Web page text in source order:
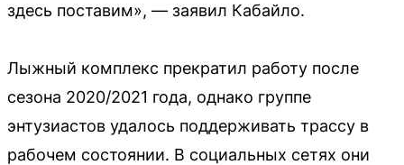
здесь поставим», — заявил Кабайло.
Лыжный комплекс прекратил работу после
сезона 2020/2021 года, однако группе
энтузиастов удалось поддерживать трассу в
рабочем состоянии. В социальных сетях они